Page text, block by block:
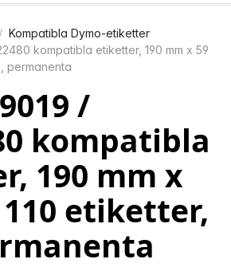
Kompatibla Dymo-etiketter
kompatibla etiketter, 190 mm x 59
permanenta
/
kompatibla
190 mm x
etiketter,